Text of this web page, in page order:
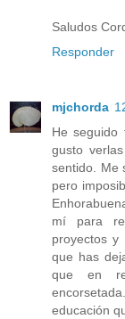
Saludos
Responder
mjchorda
He seguido
gusto
sentido. Me
pero
mí para
proyectos
que has
que en
educación